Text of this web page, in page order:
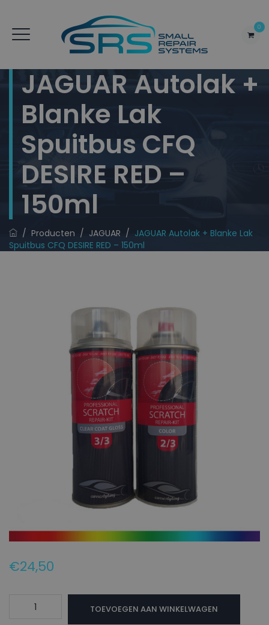
0
JAGUAR Autolak +
Blanke Lak
Spuitbus CFQ
DESIRE RED –
150ml
/ Producten / JAGUAR / JAGUAR Autolak + Blanke Lak
Spuitbus CFQ DESIRE RED – 150ml
€24,50
JAGUAR
TOEVOEGEN AAN WINKELWAGEN